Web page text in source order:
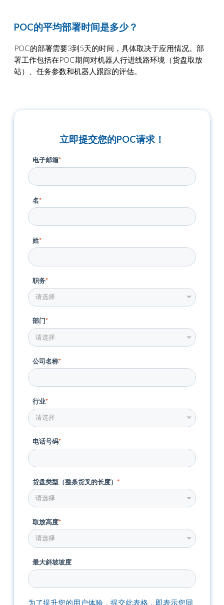
POC的平均部署时间是多少？
POC的部署需要3到5天的时间，具体取决于应用情况。部
署工作包括在POC期间对机器人行进线路环境（货盘取放
站）、任务参数和机器人跟踪的评估。
立即提交您的POC请求！
电子邮箱*
名*
姓*
职务*
部门*
公司名称*
行业*
电话号码*
货盘类型（整条货叉的长度） *
取放高度*
最大斜坡坡度
为了提升您的用户体验，提交此表格，即表示您同